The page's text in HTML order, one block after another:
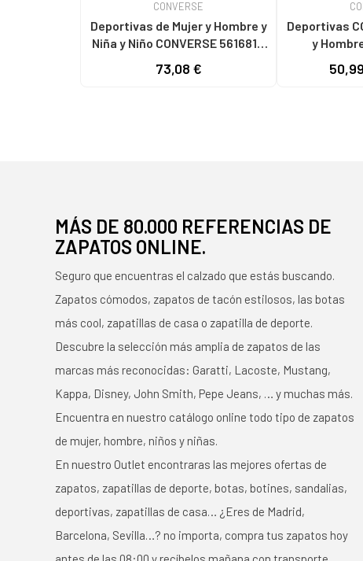
CONVERSE
Deportivas de Mujer y Hombre y
Niña y Niño CONVERSE 561681C
PLATFORM LEATHER LOW
73,08 €
Deportivas
y
CHUCK
MÁS DE 80.000 REFERENCIAS DE
ZAPATOS ONLINE.
Seguro que encuentras el calzado que estás buscando.
Zapatos cómodos, zapatos de tacón estilosos, las botas
más cool, zapatillas de casa o zapatilla de deporte.
Descubre la selección más amplia de zapatos de las
marcas más reconocidas: Garatti, Lacoste, Mustang,
Kappa, Disney, John Smith, Pepe Jeans, … y muchas más.
Encuentra en nuestro catálogo online todo tipo de zapatos
de mujer, hombre, niños y niñas.
En nuestro Outlet encontraras las mejores ofertas de
zapatos, zapatillas de deporte, botas, botines, sandalias,
deportivas, zapatillas de casa… ¿Eres de Madrid,
Barcelona, Sevilla…? no importa, compra tus zapatos hoy